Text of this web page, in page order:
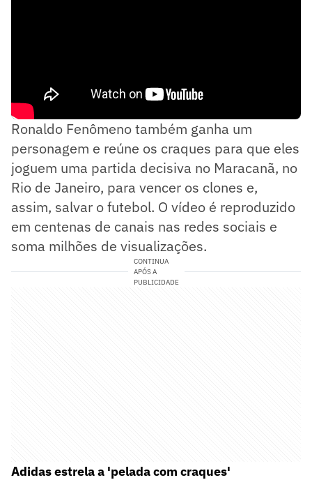
Ronaldo Fenômeno também ganha um
personagem e reúne os craques para que eles
joguem uma partida decisiva no Maracanã, no
Rio de Janeiro, para vencer os clones e,
assim, salvar o futebol. O vídeo é reproduzido
em centenas de canais nas redes sociais e
soma milhões de visualizações.
CONTINUA
APÓS A
PUBLICIDADE
Adidas estrela a 'pelada com craques'